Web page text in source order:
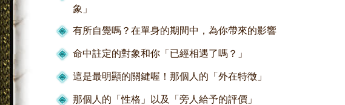
象」
有所自覺嗎？在單身的期間中，為你帶來的影響
命中註定的對象和你「已經相遇了嗎？」
這是最明顯的關鍵喔！那個人的「外在特徵」
那個人的「性格」以及「旁人給予的評價」